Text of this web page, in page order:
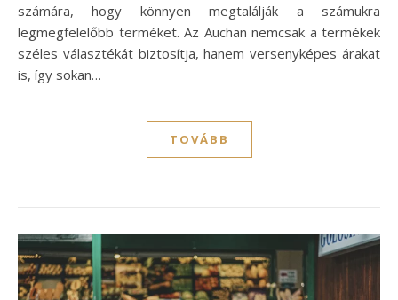
számára, hogy könnyen megtalálják a számukra
legmegfelelőbb terméket. Az Auchan nemcsak a termékek
széles választékát biztosítja, hanem versenyképes árakat
is, így sokan…
TOVÁBB